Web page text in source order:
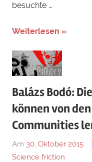
besuchte …
Weiterlesen »
Balázs Bodó:
können von
Communities
Am 30. Oktober 2015
Science friction